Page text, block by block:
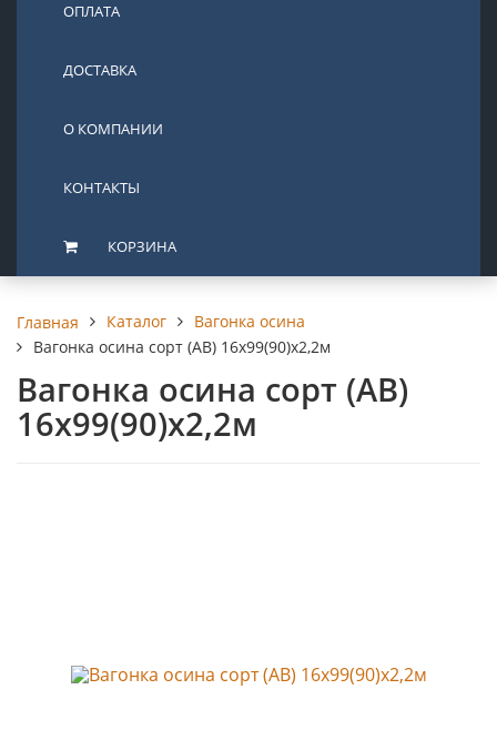
ОПЛАТА
ДОСТАВКА
О КОМПАНИИ
КОНТАКТЫ
КОРЗИНА
Главная Каталог
Вагонка осина
Вагонка осина сорт (АВ) 16х99(90)х2,2м
Вагонка осина сорт (АВ)
16х99(90)х2,2м